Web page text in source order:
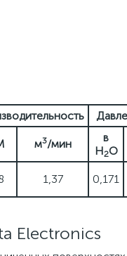
м3/мин
в
H2O
1,37 0,171
Electronics